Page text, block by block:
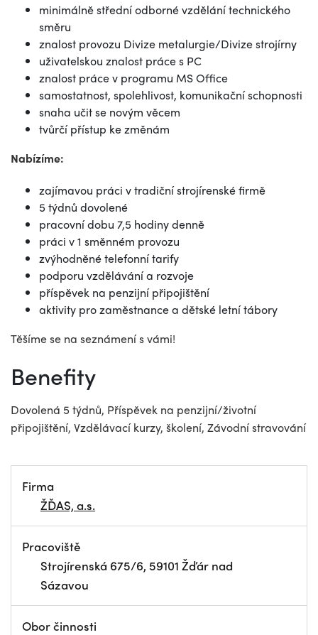
minimálně střední odborné vzdělání technického
směru
znalost provozu Divize metalurgie/Divize strojírny
uživatelskou znalost práce s PC
znalost práce v programu MS Office
samostatnost, spolehlivost, komunikační schopnosti
snaha učit se novým věcem
tvůrčí přístup ke změnám
Nabízíme:
zajímavou práci v tradiční strojírenské firmě
5 týdnů dovolené
pracovní dobu 7,5 hodiny denně
práci v 1 směnném provozu
zvýhodněné telefonní tarify
podporu vzdělávání a rozvoje
příspěvek na penzijní připojištění
aktivity pro zaměstnance a dětské letní tábory
Těšíme se na seznámení s vámi!
Benefity
Dovolená 5 týdnů, Příspěvek na penzijní/životní
připojištění, Vzdělávací kurzy, školení, Závodní stravování
Firma
ŽĎAS, a.s.
Pracoviště
Strojírenská 675/6, 59101 Žďár nad
Sázavou
Obor činnosti